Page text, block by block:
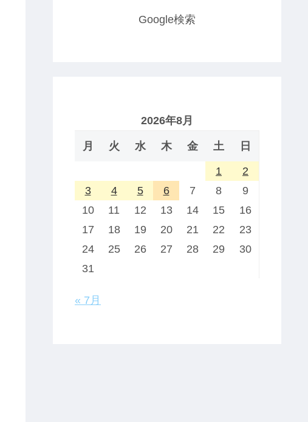
Google検索
2026年8月
月 火 水 木 金 土 日
1
2
3
4 5 6 7 8
9
10
11 12 13 14 15
16
17
18 19 20 21 22
23
24
25 26 27 28 29
30
31
« 7月